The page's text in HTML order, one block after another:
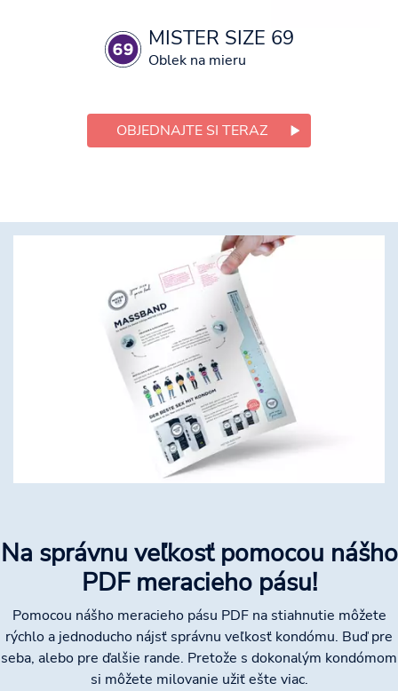
MISTER SIZE 69
Oblek na mieru
OBJEDNAJTE SI TERAZ
Na správnu veľkosť pomocou nášho
PDF meracieho pásu!
Pomocou nášho meracieho pásu PDF na stiahnutie môžete
rýchlo a jednoducho nájsť správnu veľkosť kondómu. Buď pre
seba, alebo pre ďalšie rande. Pretože s dokonalým kondómom
si môžete milovanie užiť ešte viac.